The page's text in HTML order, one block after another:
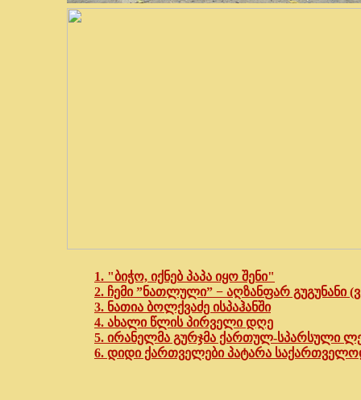
1. "ბიჭო, იქნებ პაპა იყო შენი"
2. ჩემი ”ნათლული” − აღზანფარ გუგუნანი
3. ნათია ბოლქვაძე ისპაჰანში
4. ახალი წლის პირველი დღე
5. ირანელმა გურჯმა ქართულ-სპარსული
6. დიდი ქართველები პატარა